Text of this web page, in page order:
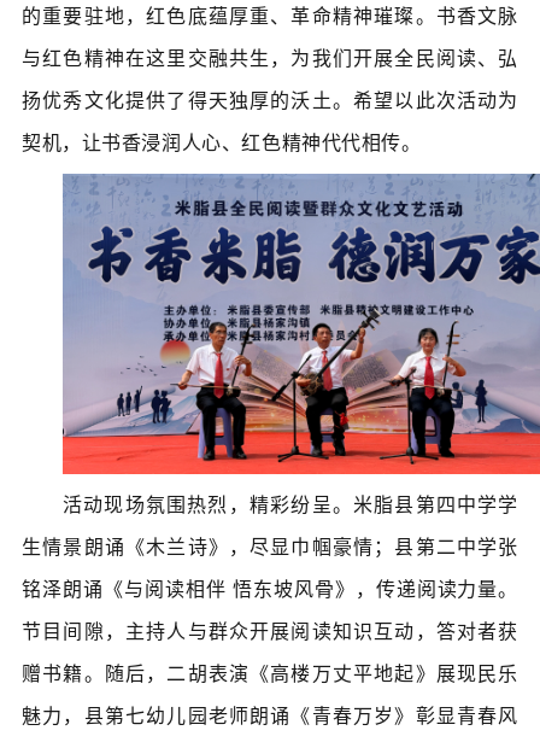
的重要驻地，红色底蕴厚重、革命精神璀璨。书香文脉
与红色精神在这里交融共生，为我们开展全民阅读、弘
扬优秀文化提供了得天独厚的沃土。希望以此次活动为
契机，让书香浸润人心、红色精神代代相传。
活动现场氛围热烈，精彩纷呈。米脂县第四中学学
生情景朗诵《木兰诗》，尽显巾帼豪情；县第二中学张
铭泽朗诵《与阅读相伴 悟东坡风骨》，传递阅读力量。
节目间隙，主持人与群众开展阅读知识互动，答对者获
赠书籍。随后，二胡表演《高楼万丈平地起》展现民乐
魅力，县第七幼儿园老师朗诵《青春万岁》彰显青春风